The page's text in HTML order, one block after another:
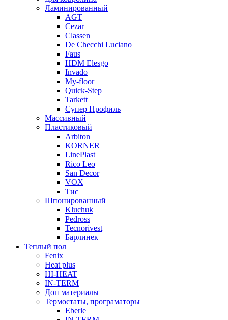
Ламинированный
AGT
Cezar
Classen
De Checchi Luciano
Faus
HDM Elesgo
Invado
My-floor
Quick-Step
Tarkett
Супер Профиль
Массивный
Пластиковый
Arbiton
KORNER
LinePlast
Rico Leo
San Decor
VOX
Тис
Шпонированный
Kluchuk
Pedross
Tecnorivest
Барлинек
Теплый пол
Fenix
Heat plus
HI-HEAT
IN-TERM
Доп материалы
Термостаты, програматоры
Eberle